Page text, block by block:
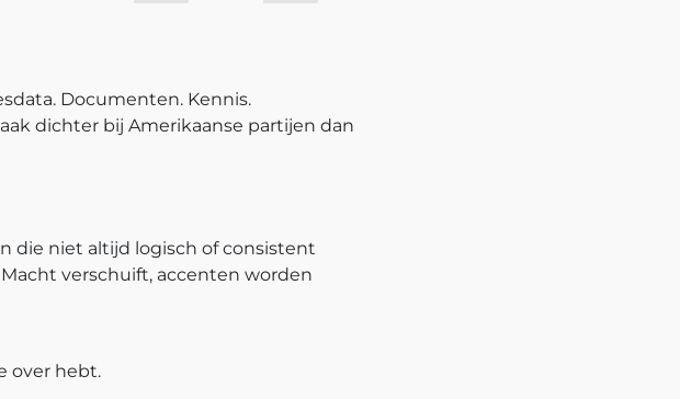
Documenten. Kennis.
dichter bij Amerikaanse partijen dan
die niet altijd logisch of consistent
verschuift, accenten worden
over hebt.